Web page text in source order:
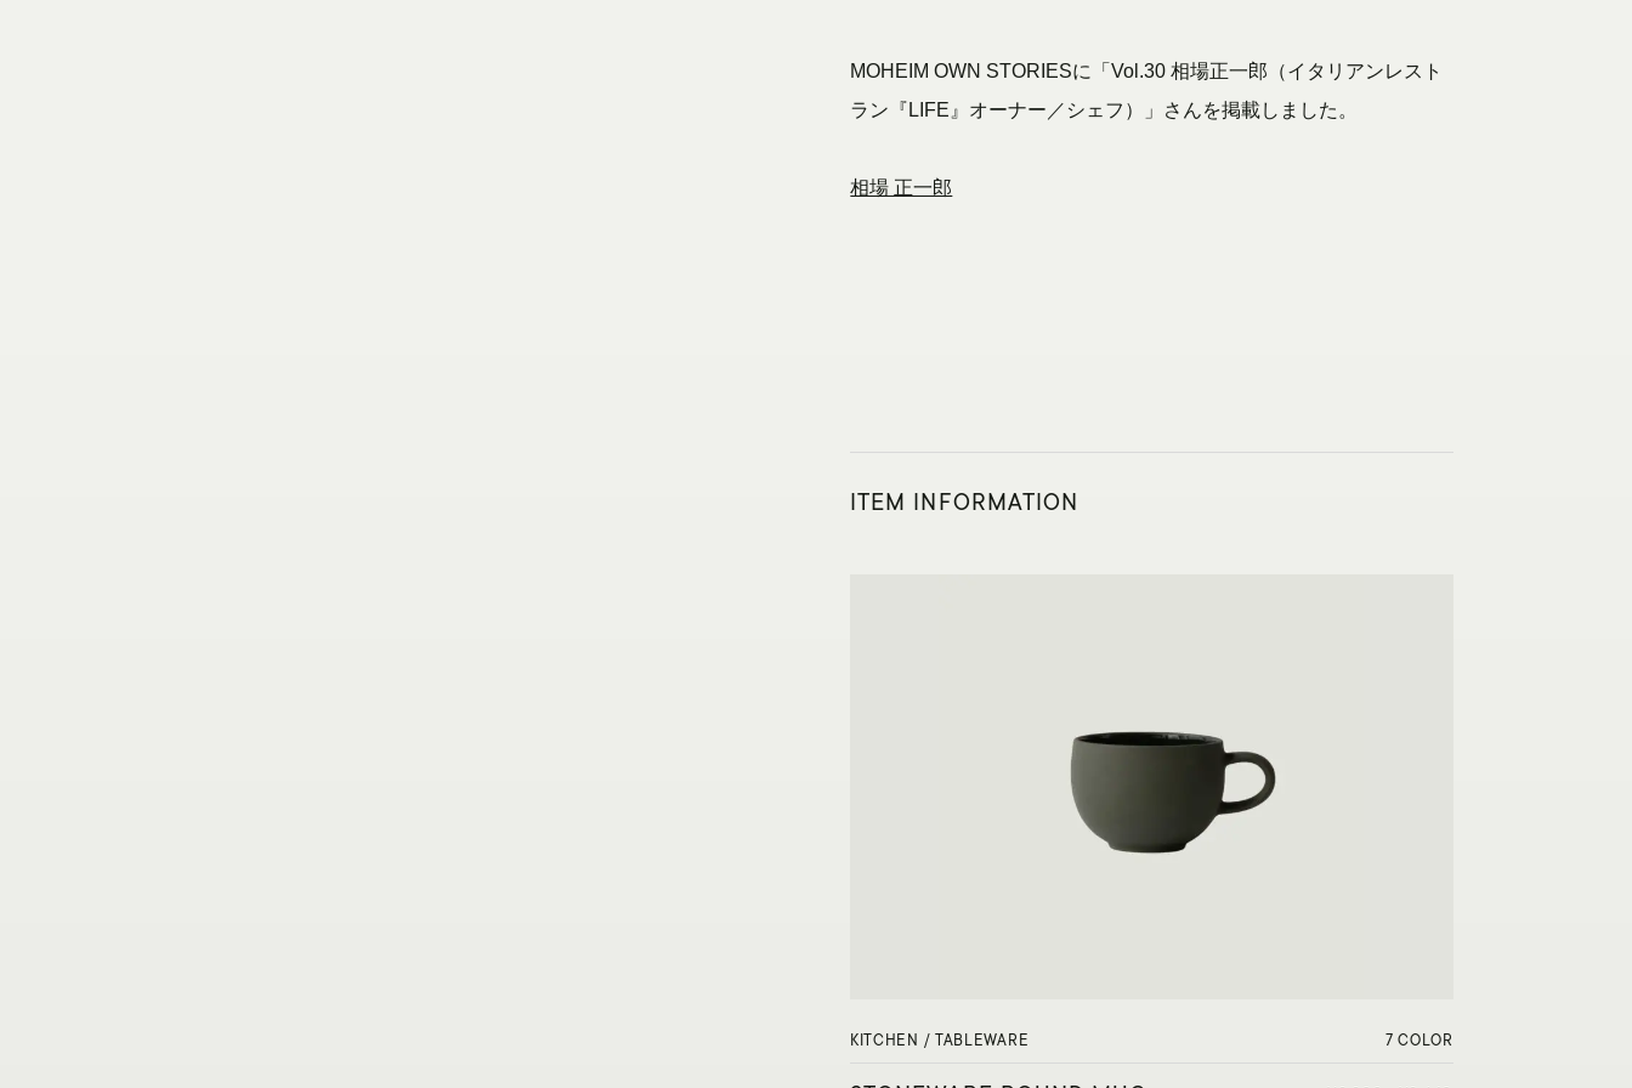
MOHEIM OWN STORIESに「Vol.30 相場正一郎（イタリアンレスト
ラン『LIFE』オーナー／シェフ）」さんを掲載しました。
相場 正一郎
ITEM INFORMATION
KITCHEN / TABLEWARE 7 COLOR